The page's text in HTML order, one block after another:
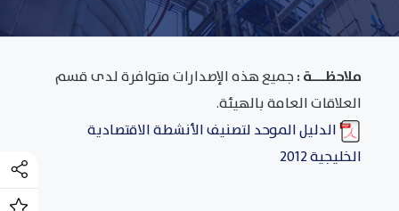
ملاحظـــة : جميع هذه الإصدارات متوافرة لدى قسم
العلاقات العامة بالهيئة.
الدليل الموحد لتصنيف الأنشطة الاقتصادية
الخليجية 2012